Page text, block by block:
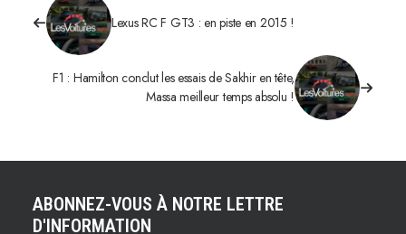
Lexus RC F GT3 : en piste en 2015 !
F1 : Hamilton conclut les essais de Sakhir en tête,
Massa meilleur temps absolu !
ABONNEZ-VOUS À NOTRE LETTRE
D'INFORMATION